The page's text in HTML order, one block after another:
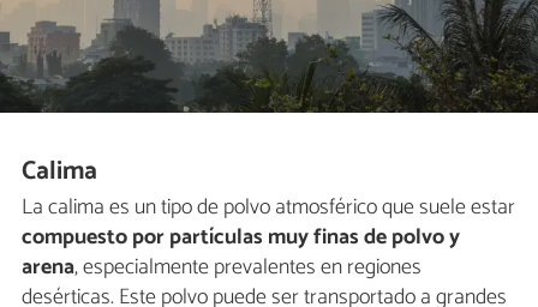
Calima
La calima es un tipo de polvo atmosférico que suele estar
compuesto por partículas muy finas de polvo y
arena, especialmente prevalentes en regiones
desérticas. Este polvo puede ser transportado a grandes